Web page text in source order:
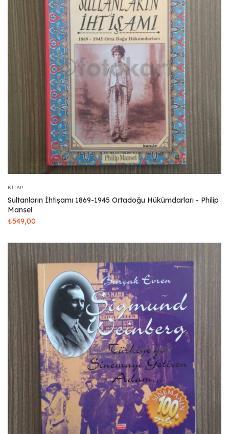
KITAP
Sultanların İhtişamı 1869-1945 Ortadoğu Hükümdarları - Philip
Mansel
₺549,00